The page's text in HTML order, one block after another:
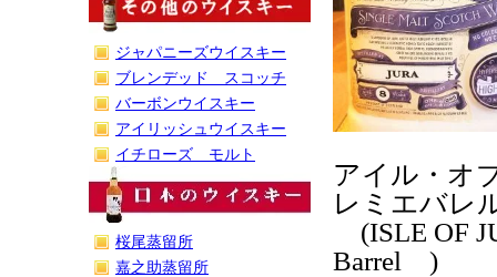
ジャパニーズウイスキー
ブレンデッド スコッチ
バーボンウイスキー
アイリッシュウイスキー
イチローズ モルト
桜尾蒸留所
嘉之助蒸留所
アイル・
レミエバレ
(ISLE OF
Barrel )